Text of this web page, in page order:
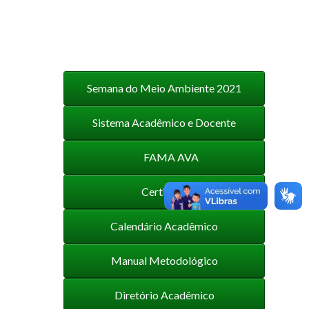
Semana do Meio Ambiente 2021
Sistema Acadêmico e Docente
FAMA AVA
Certificados
Calendário Acadêmico
Manual Metodológico
Diretório Acadêmico